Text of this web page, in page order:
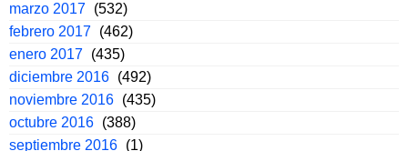
marzo 2017 (532)
febrero 2017 (462)
enero 2017 (435)
diciembre 2016 (492)
noviembre 2016 (435)
octubre 2016 (388)
septiembre 2016 (1)